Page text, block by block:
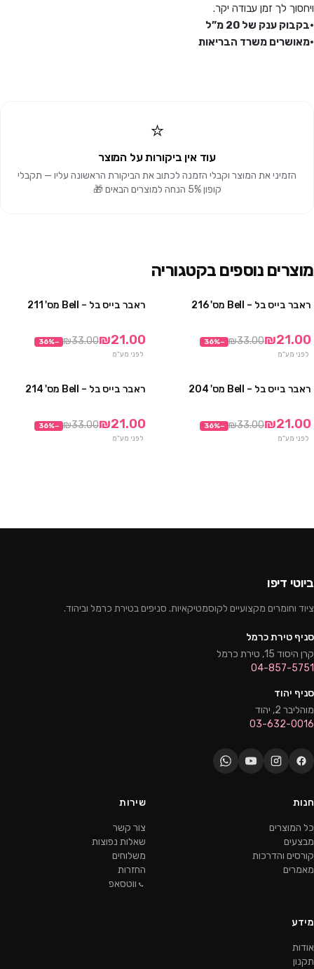
ויחסוך לך זמן עבודה יקר.
•בקבוק ענק של 20 מ”ל
•מאושרים משרד הבריאות
⭐
עוד אין ביקורות על המוצר
הזמיני את המוצר וקבלי הזמנה לכתוב את הביקורת הראשונה עליו — תקבלי
קופון 5% הנחה למוצרים הבאים 🎁
מוצרים נוספים בקטגוריה
ראבר בייס בל – Bell מס' 216
₪21.00
₪33.00
−
36%
לפני מע"מ
ראבר בייס בל – Bell מס' 211
₪21.00
₪33.00
−
36%
לפני מע"מ
ראבר בייס בל – Bell מס' 204
₪21.00
₪33.00
−
36%
לפני מע"מ
ראבר בייס בל – Bell מס' 214
₪21.00
₪33.00
−
36%
לפני מע"מ
ביוטי דיפו
ציוד וחומרים מקצועיים לקוסמטיקאיות. סניפים בטירת כרמל וביהוד.
סניף טירת כרמל
קרן היסוד 15, טירת כרמל
04-857-5751
סניף יהוד
מוהליבר 2, יהוד
03-632-0016
חנות
כל המוצרים
מבצעים
קורסים והדרכות
מאמרים
שירות
צור קשר
שאלות נפוצות
משלוחים
החזרות
ווטסאפ
מידע
אודות
תקנון